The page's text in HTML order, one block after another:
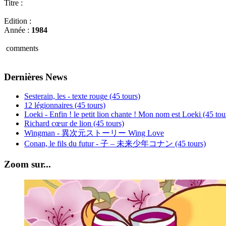
Titre :
Edition :
Année : 1984
comments
Dernières News
Sesterain, les - texte rouge (45 tours)
12 légionnaires (45 tours)
Loeki - Enfin ! le petit lion chante ! Mon nom est Loeki (45
Richard cœur de lion (45 tours)
Wingman - 異次元ストーリー Wing Love
Conan, le fils du futur - 子 – 未来少年コナン (45 tours)
Zoom sur...